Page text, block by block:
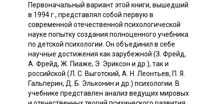
Первоначальный вариант этой книги, вышедший
в 1994 г., представлял собой первую в
современной отечественной психологической
науке попытку создания полноценного учебника
по детской психологии. Он объединил в себе
научные достижения как зарубежной (З. Фрейд,
А. Фрейд, Ж. Пиаже, Э. Эриксон и др.), так и
российской (Л. С. Выготский, А. Н. Леонтьев, П. Я.
Гальперин, Д. Б. Эльконин и др.) психологии. В
учебнике представлен анализ ведущих мировых